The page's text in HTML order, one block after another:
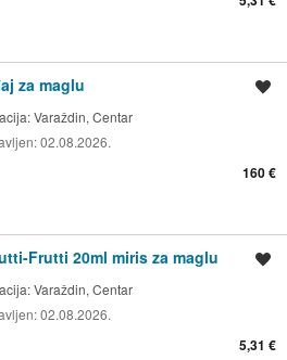
za maglu
Varaždin, Centar
02.08.2026.
160 €
Frutti 20ml miris za maglu
Varaždin, Centar
02.08.2026.
5,31 €